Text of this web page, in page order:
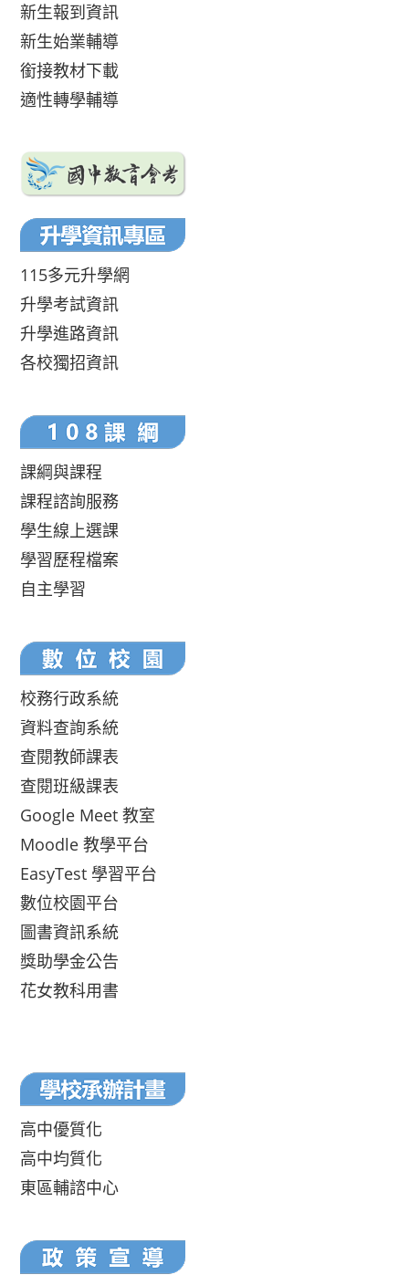
新生報到資訊
新生始業輔導
銜接教材下載
適性轉學輔導
115多元升學網
升學考試資訊
升學進路資訊
各校獨招資訊
課綱與課程
課程諮詢服務
學生線上選課
學習歷程檔案
自主學習
校務行政系統
資料查詢系統
查閱教師課表
查閱班級課表
Google Meet 教室
Moodle 教學平台
EasyTest 學習平台
數位校園平台
圖書資訊系統
獎助學金公告
花女教科用書
高中優質化
高中均質化
東區輔諮中心